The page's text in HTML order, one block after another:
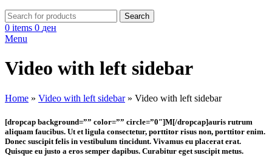
Search
0 items 0 ден
Menu
Video with left sidebar
Home » Video with left sidebar» Video with left sidebar
[dropcap background=”” color=”” circle=”0″]M[/dropcap]auris rutrum
aliquam faucibus. Ut et ligula consectetur, porttitor risus non, porttitor enim.
Donec suscipit felis in vestibulum tincidunt. Vivamus eu placerat erat.
Quisque eu justo a eros semper dapibus. Curabitur eget suscipit metus.